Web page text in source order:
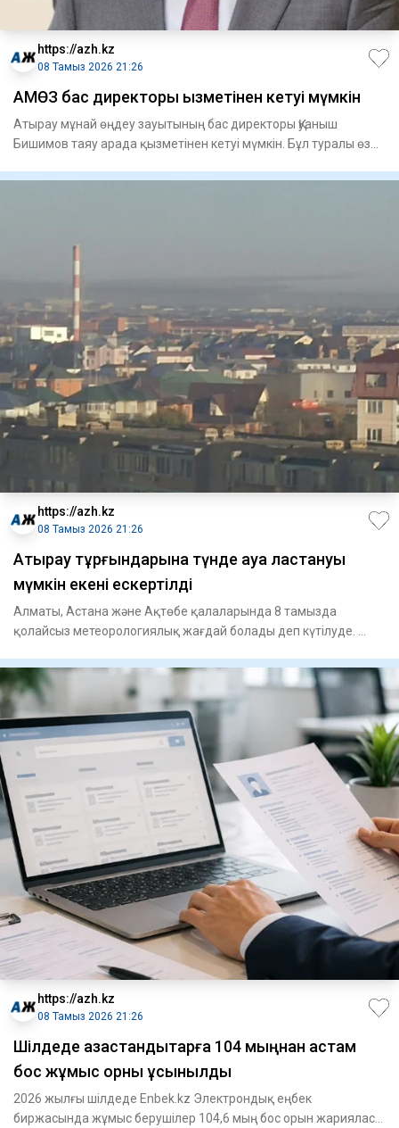
https://azh.kz
08 Тамыз 2026 21:26
АМӨЗ бас директоры қызметінен кетуі мүмкін
Атырау мұнай өңдеу зауытының бас директоры Қуаныш
Бишимов таяу арада қызметінен кетуі мүмкін. Бұл туралы өз
https://azh.kz
08 Тамыз 2026 21:26
Атырау тұрғындарына түнде ауа ластануы
мүмкін екені ескертілді
Алматы, Астана және Ақтөбе қалаларында 8 тамызда
қолайсыз метеорологиялық жағдай болады деп күтілуде.
https://azh.kz
08 Тамыз 2026 21:26
​Шілдеде қазақстандықтарға 104 мыңнан астам
бос жұмыс орны ұсынылды
2026 жылғы шілдеде Enbek.kz Электрондық еңбек
биржасында жұмыс берушілер 104,6 мың бос орын жарияласа,